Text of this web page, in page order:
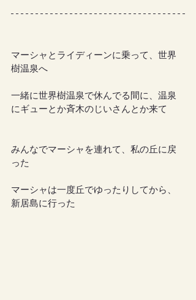
マーシャとライディーンに乗って、世界
樹温泉へ
一緒に世界樹温泉で休んでる間に、温泉
にギューとか斉木のじいさんとか来て
みんなでマーシャを連れて、私の丘に戻
った
マーシャは一度丘でゆったりしてから、
新居島に行った